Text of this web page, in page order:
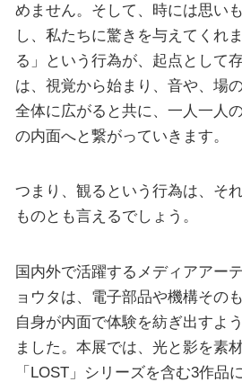
めません。そして、時には思い
し、私たちに驚きを与えてくれ
る」という行為が、起点として
は、視覚から始まり、音や、場
全体に広がると共に、一人一人
の内面へと繋がっていきます。
つまり、観るという行為は、そ
ものとも言えるでしょう。
国内外で活躍するメディアアー
ョウタは、電子部品や機構その
自身が内面で体験を紡ぎ出すよ
ました。本展では、光と影を素
「LOST」シリーズを含む3作品